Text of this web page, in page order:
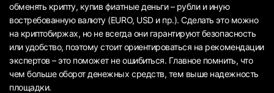
обменять крипту, купив фиатные деньги – рубли и иную
востребованную валюту (EURO, USD и пр.). Сделать это можно
на криптобиржах, но не всегда они гарантируют безопасность
или удобство, поэтому стоит ориентироваться на рекомендации
экспертов – это поможет не ошибиться. Главное помнить, что
чем больше оборот денежных средств, тем выше надежность
площадки.